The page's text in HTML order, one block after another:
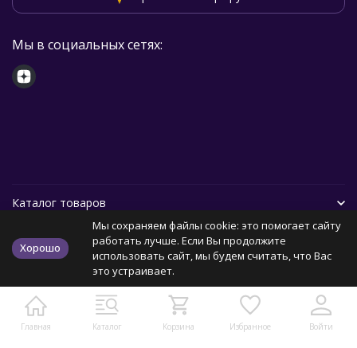
Главная Каталог Корзина Избранное Войти
Мы в социальных сетях:
Каталог товаров
Помощь
Политика персональных данных Карта сайта
Хорошо
Мы сохраняем файлы cookie: это помогает сайту
работать лучше. Если Вы продолжите
использовать сайт, мы будем считать, что Вас
это устраивает.